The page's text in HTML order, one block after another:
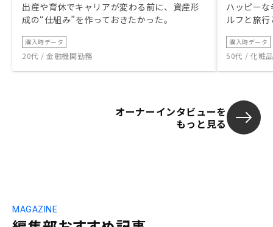
出産や育休でキャリアが変わる前に、資産形
成の“仕組み”を作っておきたかった。
購入時データ
20代 / 金融機関勤務
ハッピー
ルフと旅
購入時データ
50代 / 化粧
オーナーインタビューを
もっと見る
MAGAZINE